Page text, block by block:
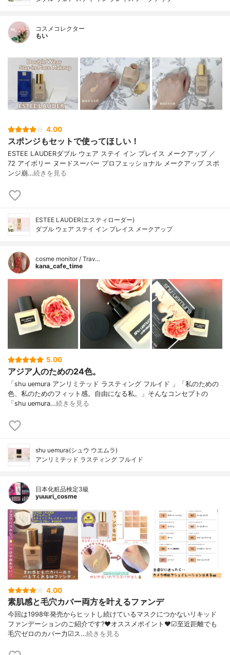
コスメコレクター
もい
4.00
スポンジもセットで使ってほしい！
ESTEE LAUDERダブル ウェア ステイ イン プレイス メークアップ ／
72 アイボリー ヌードスーパー プロフェッショナル メークアップ スポ
ンジ崩…続きを見る
ESTEE LAUDER(エスティローダー)
ダブル ウェア ステイ イン プレイス メークアップ
cosme monitor / Trav…
kana_cafe_time
5.00
アジア人のための24色。
「shu uemura アンリミテッド ラスティング フルイド 」「私のための
色、私のためのフィット感。自由になる私。」そんなコンセプトの
「shu uemura…続きを見る
shu uemura(シュウ ウエムラ)
アンリミテッド ラスティング フルイド
日本化粧品検定3級
yuuuri_cosme
4.00
素肌感と毛穴カバー両方を叶えるファンデ
今回は1998年発売からヒットし続けているマスクにつかないリキッド
ファンデーションのご紹介です?❤︎オススメポイント❤︎☑︎至近距離でも
毛穴ゼロのカバー力☑︎ス…続きを見る